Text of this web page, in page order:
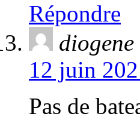
Répondre
diogene
12 juin
Pas de